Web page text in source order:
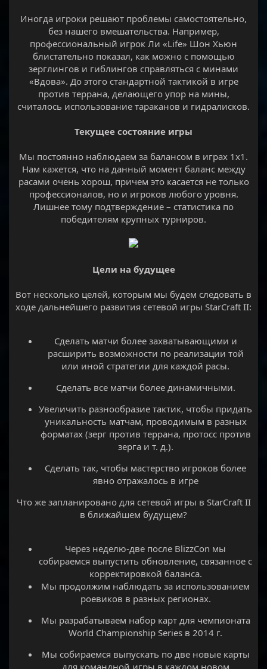
Иногда игроки решают проблемы самостоятельно,
без нашего вмешательства. Например,
профессиональный игрок Ли «Life» Шон Хьюн
блистательно показал, как можно с помощью
зерглингов и гиблингов справляться с минами
«Вдова». До этого стандартной тактикой в игре
против террана, делающего упор на мины,
считалось использование тараканов и гидралисков.
Текущее состояние игры
Мы постоянно наблюдаем за балансом в играх 1х1.
Нам кажется, что на данный момент баланс между
расами очень хорош, причем это касается не только
профессионалов, но и игроков любого уровня.
Лишнее тому подтверждение – статистика по
победителям крупных турниров.
Цели на будущее
Вот несколько целей, которым мы будем следовать в
ходе дальнейшего развития сетевой игры StarCraft II:
Сделать матчи более захватывающими и
расширить возможности по реализации той
или иной стратегии для каждой расы.​
Сделать все матчи более динамичными.​
Увеличить разнообразие тактик, чтобы придать
уникальность матчам, проводимым в разных
форматах (зерг против террана, протосс против
зерга и т. д.).​
Сделать так, чтобы мастерство игроков более
явно отражалось в игре​
Что же запланировано для сетевой игры в StarCraft II
в ближайшем будущем?
Через неделю-две после BlizzCon мы
собираемся выпустить обновление, связанное с
корректировкой баланса.​
Мы продолжим наблюдать за использованием
роевиков в разных регионах.​
Мы разрабатываем набор карт для чемпионата
World Championship Series в 2014 г.​
Мы собираемся выпускать по две новые карты
для командной игры в каждом новом